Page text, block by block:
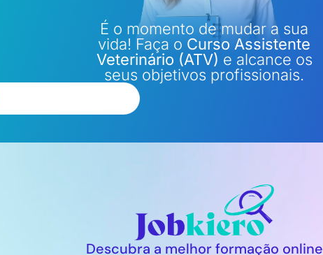
É o momento de mudar a sua
vida! Faça o Curso Assistente
Veterinário (ATV) e alcance os
seus objetivos profissionais.
Descubra a melhor formação online​